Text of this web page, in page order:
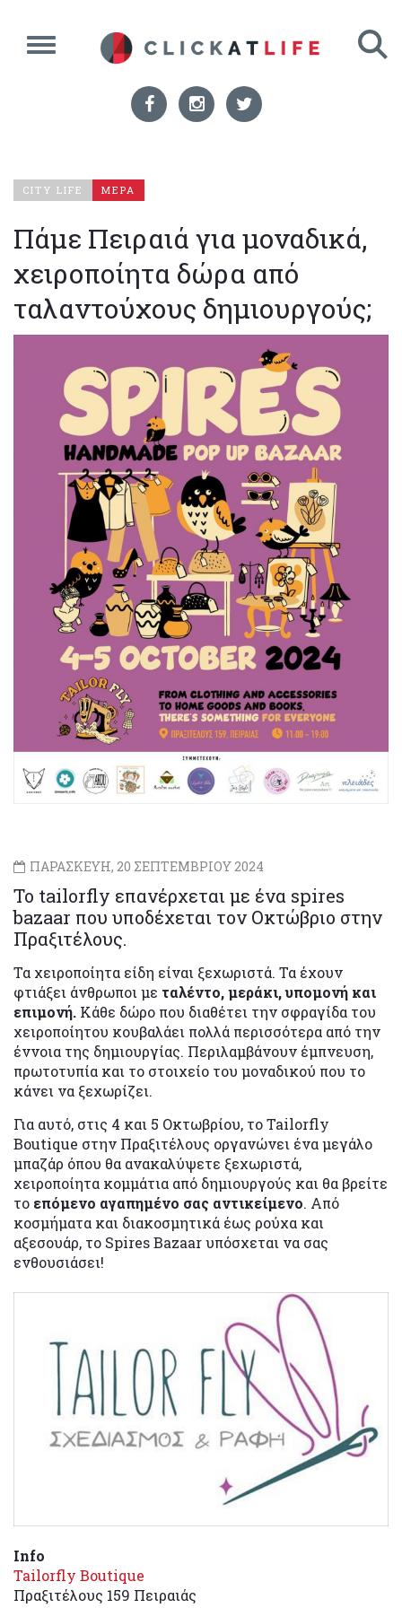
CITY LIFE ΜΕΡΑ
Πάμε Πειραιά για μοναδικά,
χειροποίητα δώρα από
ταλαντούχους δημιουργούς;
ΠΑΡΑΣΚΕΥΗ, 20 ΣΕΠΤΕΜΒΡΙΟΥ 2024
Το tailorfly επανέρχεται με ένα spires
bazaar που υποδέχεται τον Οκτώβριο στην
Πραξιτέλους.
Τα χειροποίητα είδη είναι ξεχωριστά. Τα έχουν
φτιάξει άνθρωποι με ταλέντο, μεράκι, υπομονή και
επιμονή. Κάθε δώρο που διαθέτει την σφραγίδα του
χειροποίητου κουβαλάει πολλά περισσότερα από την
έννοια της δημιουργίας. Περιλαμβάνουν έμπνευση,
πρωτοτυπία και το στοιχείο του μοναδικού που το
κάνει να ξεχωρίζει.
Για αυτό, στις 4 και 5 Οκτωβρίου, το Tailorfly
Boutique στην Πραξιτέλους οργανώνει ένα μεγάλο
μπαζάρ όπου θα ανακαλύψετε ξεχωριστά,
χειροποίητα κομμάτια από δημιουργούς και θα βρείτε
το επόμενο αγαπημένο σας αντικείμενο. Από
κοσμήματα και διακοσμητικά έως ρούχα και
αξεσουάρ, το Spires Bazaar υπόσχεται να σας
ενθουσιάσει!
Info
Tailorfly Boutique
Πραξιτέλους 159 Πειραιάς